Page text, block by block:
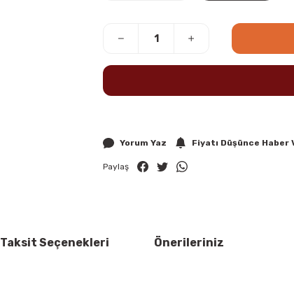
Yorum Yaz Fiyatı Düşünce Haber
Paylaş
Taksit Seçenekleri Önerileriniz